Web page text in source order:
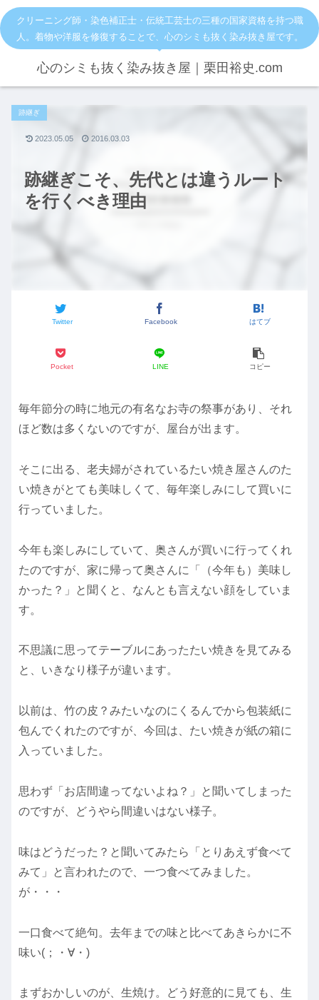
クリーニング師・染色補正士・伝統工芸士の三種の国家資格を持つ職
人。着物や洋服を修復することで、心のシミも抜く染み抜き屋です。
心のシミも抜く染み抜き屋｜栗田裕史.com
跡継ぎこそ、先代とは違うルート
を行くべき理由
跡継ぎ
Twitter Facebook はてブ
Pocket LINE コピー
2023.05.05 2016.03.03
毎年節分の時に地元の有名なお寺の祭事があり、それ
ほど数は多くないのですが、屋台が出ます。
そこに出る、老夫婦がされているたい焼き屋さんのた
い焼きがとても美味しくて、毎年楽しみにして買いに
行っていました。
今年も楽しみにしていて、奥さんが買いに行ってくれ
たのですが、家に帰って奥さんに「（今年も）美味し
かった？」と聞くと、なんとも言えない顔をしていま
す。
不思議に思ってテーブルにあったたい焼きを見てみる
と、いきなり様子が違います。
以前は、竹の皮？みたいなのにくるんでから包装紙に
包んでくれたのですが、今回は、たい焼きが紙の箱に
入っていました。
思わず「お店間違ってないよね？」と聞いてしまった
のですが、どうやら間違いはない様子。
味はどうだった？と聞いてみたら「とりあえず食べて
みて」と言われたので、一つ食べてみました。
が・・・
一口食べて絶句。去年までの味と比べてあきらかに不
味い(；・∀・)
まずおかしいのが、生焼け。どう好意的に見ても、生